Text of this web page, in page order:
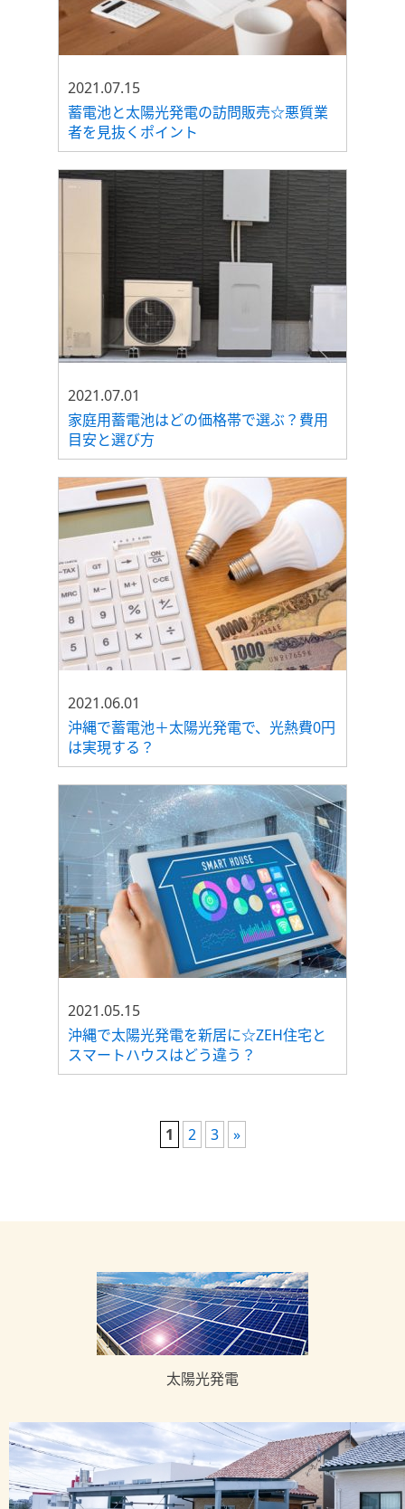
2021.07.15
蓄電池と太陽光発電の訪問販売☆悪質業
者を見抜くポイント
2021.07.01
家庭用蓄電池はどの価格帯で選ぶ？費用
目安と選び方
2021.06.01
沖縄で蓄電池＋太陽光発電で、光熱費0円
は実現する？
2021.05.15
沖縄で太陽光発電を新居に☆ZEH住宅と
スマートハウスはどう違う？
1 2 3 »
太陽光発電